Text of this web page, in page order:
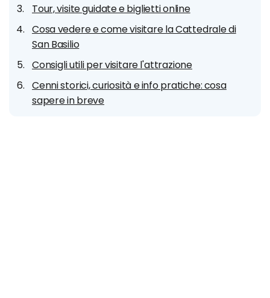
Tour, visite guidate e biglietti online
Cosa vedere e come visitare la Cattedrale di
San Basilio
Consigli utili per visitare l'attrazione
Cenni storici, curiosità e info pratiche: cosa
sapere in breve